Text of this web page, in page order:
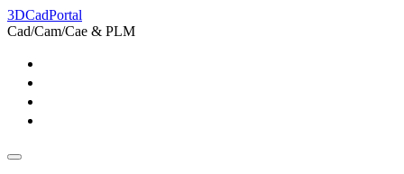
3DCadPortal
Cad/Cam/Cae & PLM